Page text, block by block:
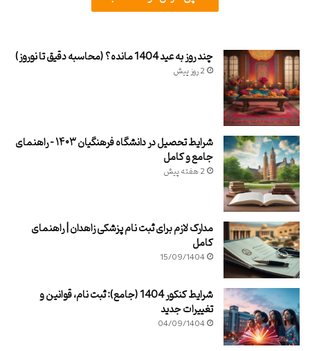
چند روز به عید 1404 مانده؟ (محاسبه دقیق تا نوروز)
2 روز پیش
شرایط تحصیل در دانشگاه فرهنگیان ۱۴۰۳ – راهنمای
جامع و کامل
2 هفته پیش
مدارک لازم برای ثبت نام پزشکی زاهدان | راهنمای
کامل
15/09/1404
شرایط کنکور 1404 (جامع): ثبت نام، قوانین و
تغییرات جدید
04/09/1404